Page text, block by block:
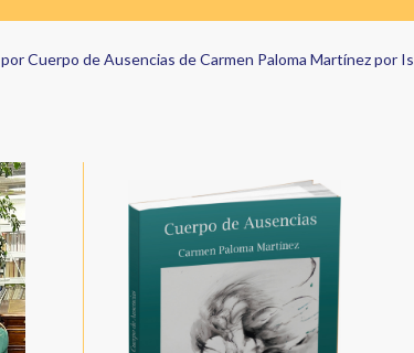
Cuerpo de Ausencias de Carmen Paloma Martínez por
m
ai
l